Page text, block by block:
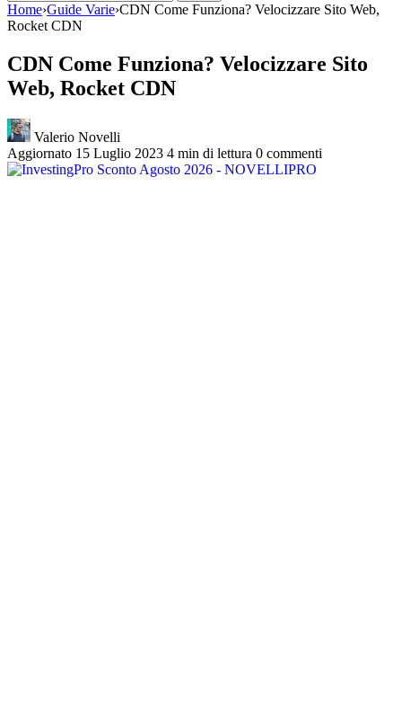
Home›Guide Varie›CDN Come Funziona? Velocizzare Sito Web,
Rocket CDN
CDN Come Funziona? Velocizzare Sito
Web, Rocket CDN
Valerio Novelli
Aggiornato 15 Luglio 2023 4 min di lettura 0 commenti